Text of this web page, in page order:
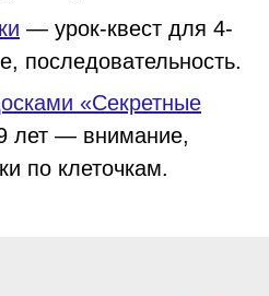
— урок-квест для 4-
последовательность.
«Секретные
лет — внимание,
по клеточкам.